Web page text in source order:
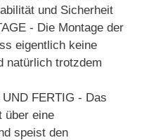
und Sicherheit
- Die Montage der
eigentlich keine
natürlich trotzdem
FERTIG - Das
über eine
speist den